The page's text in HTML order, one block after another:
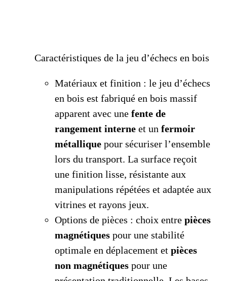
Caractéristiques de la jeu d’échecs en bois
Matériaux et finition : le jeu d’échecs
en bois est fabriqué en bois massif
apparent avec une fente de
rangement interne et un fermoir
métallique pour sécuriser l’ensemble
lors du transport. La surface reçoit
une finition lisse, résistante aux
manipulations répétées et adaptée aux
vitrines et rayons jeux.
Options de pièces : choix entre pièces
magnétiques pour une stabilité
optimale en déplacement et pièces
non magnétiques pour une